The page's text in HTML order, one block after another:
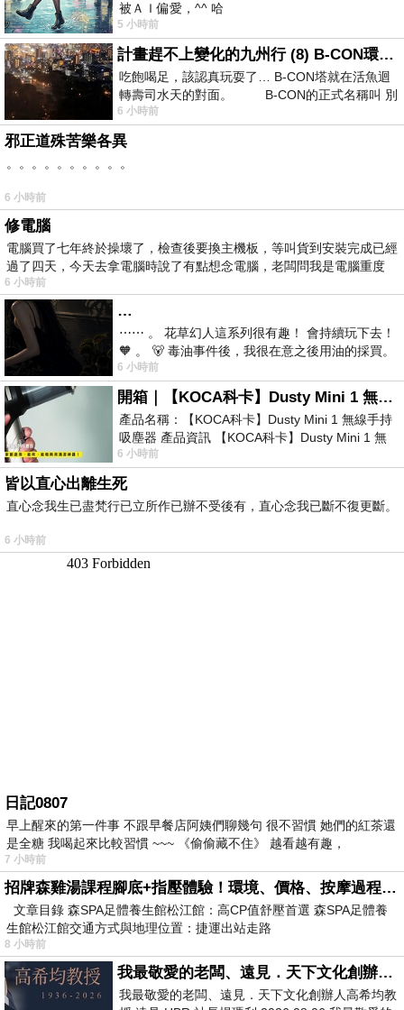
被ＡＩ偏愛，^^ 哈
5 小時前
計畫趕不上變化的九州行 (8) B-CON環球塔
吃飽喝足，該認真玩耍了… B-CON塔就在活魚迴
轉壽司水天的對面。 B-CON的正式名稱叫 別
6 小時前
邪正道殊苦樂各異
。。。。。。。。。。
6 小時前
修電腦
電腦買了七年終於操壞了，檢查後要換主機板，等叫貨到安裝完成已經
過了四天，今天去拿電腦時說了有點想念電腦，老闆問我是電腦重度
6 小時前
…
⋯⋯ 。 花草幻人這系列很有趣！ 會持續玩下去！
🧡 。 🐻 毒油事件後，我很在意之後用油的採買。
前天購買了我之前就很愛
6 小時前
開箱｜【KOCA科卡】Dusty Mini 1 無線手持吸塵器
產品名稱：【KOCA科卡】Dusty Mini 1 無線手持
吸塵器 產品資訊 【KOCA科卡】Dusty Mini 1 無
線手持吸塵器評語： 能吸、能吹兼具兩
6 小時前
皆以直心出離生死
直心念我生已盡梵行已立所作已辦不受後有，直心念我已斷不復更斷。
6 小時前
日記0807
早上醒來的第一件事 不跟早餐店阿姨們聊幾句 很不習慣 她們的紅茶還
是全糖 我喝起來比較習慣 ~~~ 《偷偷藏不住》 越看越有趣，
7 小時前
招牌森雞湯課程腳底+指壓體驗！環境、價格、按摩過程全紀錄，森SPA足體養生館松江館最新價格表
文章目錄 森SPA足體養生館松江館：高CP值舒壓首選 森SPA足體養
生館松江館交通方式與地理位置：捷運出站走路
8 小時前
我最敬愛的老闆、遠見．天下文化創辦人高希均教授
我最敬愛的老闆、遠見．天下文化創辦人高希均教